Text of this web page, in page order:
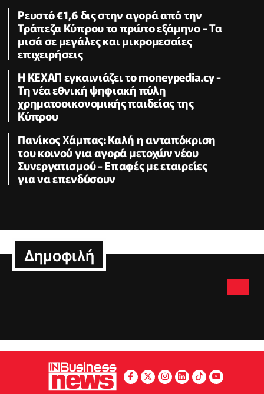
Ρευστό €1,6 δις στην αγορά από την
Τράπεζα Κύπρου το πρώτο εξάμηνο - Τα
μισά σε μεγάλες και μικρομεσαίες
επιχειρήσεις
Η ΚΕΧΑΠ εγκαινιάζει το moneypedia.cy -
Τη νέα εθνική ψηφιακή πύλη
χρηματοοικονομικής παιδείας της
Κύπρου
Πανίκος Χάμπας: Καλή η ανταπόκριση
του κοινού για αγορά μετοχών νέου
Συνεργατισμού - Επαφές με εταιρείες
για να επενδύσουν
Δημοφιλή